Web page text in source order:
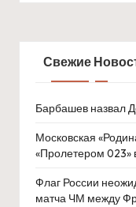
Свежие
Барбашев назвал
Московская
«Пролетером 023»
Флаг России
матча ЧМ между